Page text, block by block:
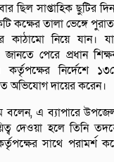
ছিল সাপ্তাহিক ছুটির
কক্ষের তালা ভেঙ্গে
কাঠামো নিয়ে যান।
পেরে প্রধান
নির্দেশে
অভিযোগ দায়ের করেন।
বলেন, এ ব্যাপারে
দেওয়া হলে তিনি
সাথে পরামর্শ